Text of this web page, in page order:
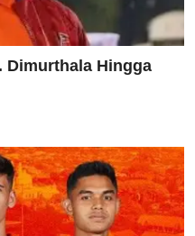
Dimurthala Hingga